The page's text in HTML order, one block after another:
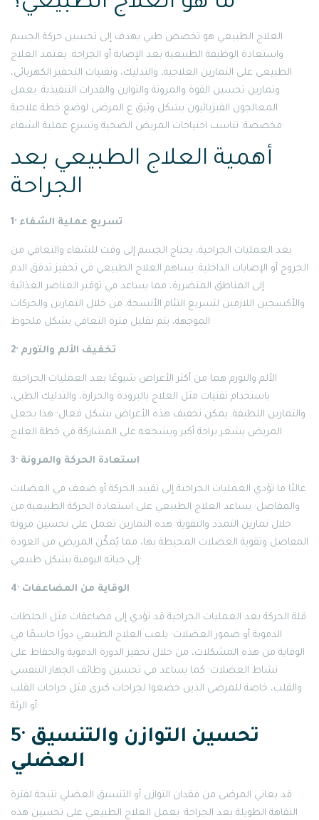
العلاج الطبيعي هو تخصص طبي يهدف إلى تحسين حركة الجسم
واستعادة الوظيفة الطبيعية بعد الإصابة أو الجراحة. يعتمد العلاج
الطبيعي على التمارين العلاجية، والتدليك، وتقنيات التحفيز الكهربائي،
وتمارين تحسين القوة والمرونة والتوازن والقدرات التنفيذية. يعمل
المعالجون الفيزيائيون بشكل وثيق ع المرضى لوضع خطة علاجية
مخصصة. تناسب احتياجات المريض الصحية وتسرع عملية الشفاء·
أهمية العلاج الطبيعي بعد
الجراحة
1· تسريع عملية الشفاء
بعد العمليات الجراحية، يحتاج الجسم إلى وقت للشفاء والتعافي من
الجروح أو الإصابات الداخلية. يساهم العلاج الطبيعي في تحفيز تدفق الدم
إلى المناطق المتضررة، مما يساعد في توفير العناصر الغذائية
والأكسجين اللازمين لتسريع التئام الأنسجة. من خلال التمارين والحركات
الموجهة، يتم تقليل فترة التعافي بشكل ملحوظ·
2· تخفيف الألم والتورم
الألم والتورم هما من أكثر الأعراض شيوعًا بعد العمليات الجراحية.
باستخدام تقنيات مثل العلاج بالبرودة والحرارة، والتدليك الطبي،
والتمارين اللطيفة. يمكن تخفيف هذه الأعراض بشكل فعال· هذا يجعل
المريض يشعر براحة أكبر ويشجعه على المشاركة في خطة العلاج·
3· استعادة الحركة والمرونة
غالبًا ما تؤدي العمليات الجراحية إلى تقييد الحركة أو ضعف في العضلات
والمفاصل· يساعد العلاج الطبيعي على استعادة الحركة الطبيعية من
خلال تمارين التمدد والتقوية· هذه التمارين تعمل على تحسين مرونة
المفاصل وتقوية العضلات المحيطة بها، مما يُمكّن المريض من العودة
إلى حياته اليومية بشكل طبيعي·
4· الوقاية من المضاعفات
قلة الحركة بعد العمليات الجراحية قد تؤدي إلى مضاعفات مثل الجلطات
الدموية أو ضمور العضلات· يلعب العلاج الطبيعي دورًا حاسمًا في
الوقاية من هذه المشكلات، من خلال تحفيز الدورة الدموية والحفاظ على
نشاط العضلات· كما يساعد في تحسين وظائف الجهاز التنفسي
والقلب، خاصة للمرضى الذين خضعوا لجراحات كبرى مثل جراحات القلب
أو الرئة·
5· تحسين التوازن والتنسيق
العضلي
قد يعاني المرضى من فقدان التوازن أو التنسيق العضلي نتيجة لفترة
النقاهة الطويلة بعد الجراحة· يعمل العلاج الطبيعي على تحسين هذه